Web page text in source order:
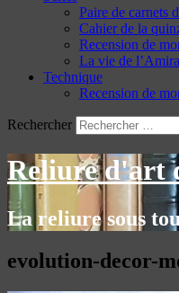
Paire de carnets
Cahier de la
Recension de
La vie de
Technique
Recension de
Rechercher
Reliure d'art
La reliure sous
evolution-decor-